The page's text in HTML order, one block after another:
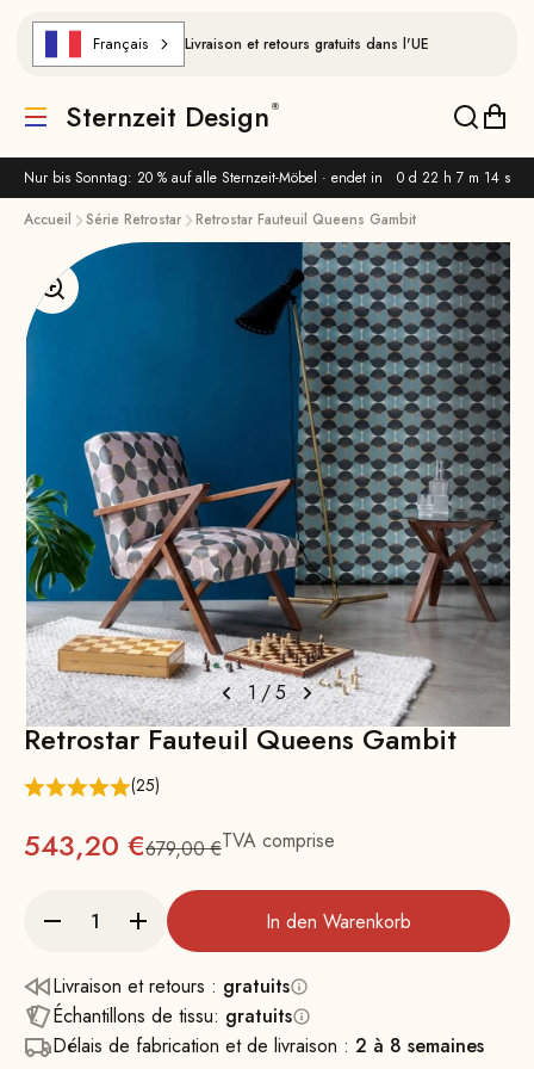
Nur bis Sonntag: 20 % auf alle Sternzeit-Möbel · endet in 0 d 22 h 7 m 13 s
Français Livraison et retours gratuits dans l'UE
Traduction manquante : de.header.general.menu
Sternzeit Design
Accueil Série Retrostar Retrostar Fauteuil Queens Gambit
1/5
Agrandir l'image
Retrostar Fauteuil Queens Gambit
(25)
Prix
543,20 €Prix normal : 679
679,00 €TVA comprise
In den Warenkorb
Livraison et retours : gratuits
Échantillons de tissu: gratuits
Délais de fabrication et de livraison : 2 à 8 semaines